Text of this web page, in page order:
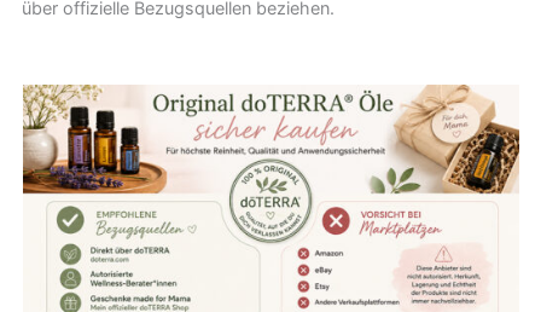
über offizielle Bezugsquellen beziehen.